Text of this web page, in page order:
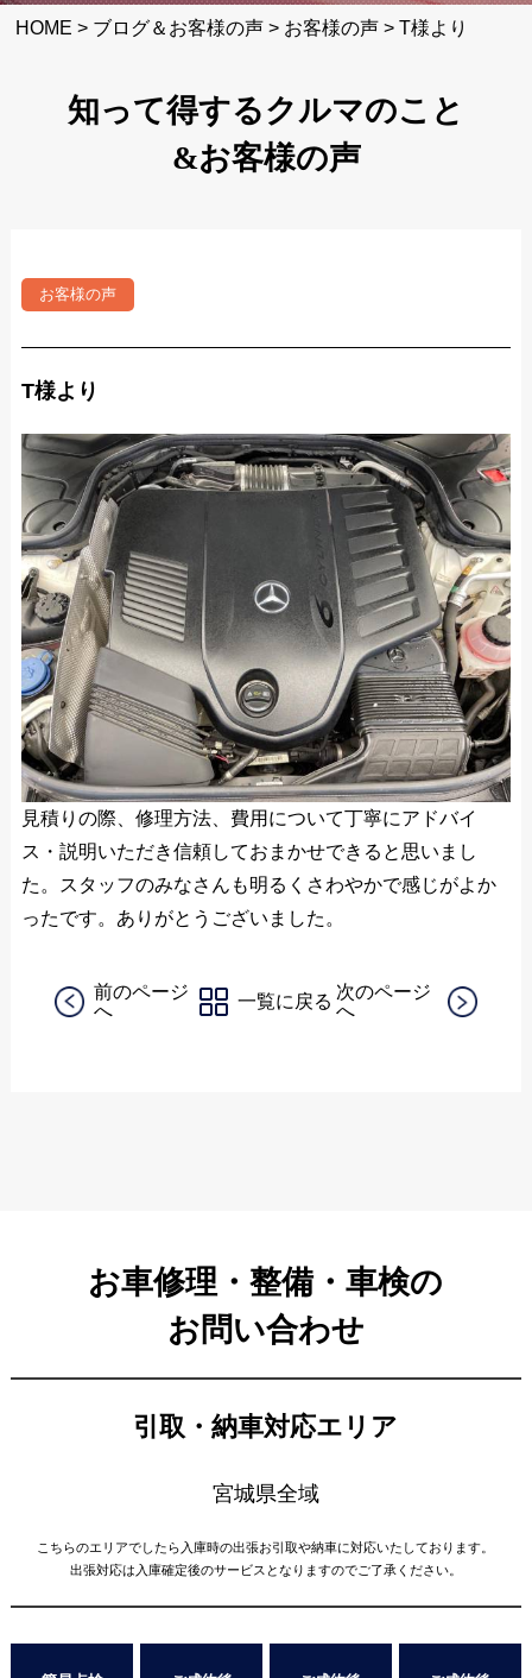
HOME > ブログ＆お客様の声 > お客様の声 >T様より
知って得するクルマのこと
&お客様の声
お客様の声
T様より
見積りの際、修理方法、費用について丁寧にアドバイ
ス・説明いただき信頼しておまかせできると思いまし
た。スタッフのみなさんも明るくさわやかで感じがよか
ったです。ありがとうございました。
前のページ
へ
一覧に戻る 次のページ
へ
お車修理・整備・車検の
お問い合わせ
引取・納車対応エリア
宮城県全域
こちらのエリアでしたら入庫時の出張お引取や納車に対応いたしております。
出張対応は入庫確定後のサービスとなりますのでご了承ください。